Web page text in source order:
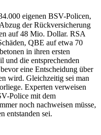
eigenen BSV-Policen,
der Rückversicherung
auf 48 Mio. Dollar. RSA
QBE auf etwa 70
in ihren ersten
und die entsprechenden
eine Entscheidung über
wird. Gleichzeitig sei man
Experten verweisen
Police mit dem
noch nachweisen müsse,
entstanden sei.